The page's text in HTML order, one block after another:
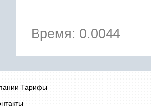
Время: 0.0044
Тарифы